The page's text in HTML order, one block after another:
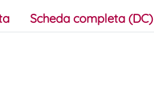
Scheda completa (DC)